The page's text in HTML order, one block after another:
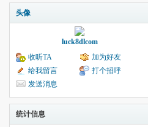
头像
luck8dlcom
收听TA
加为好友
给我留言
打个招呼
发送消息
统计信息